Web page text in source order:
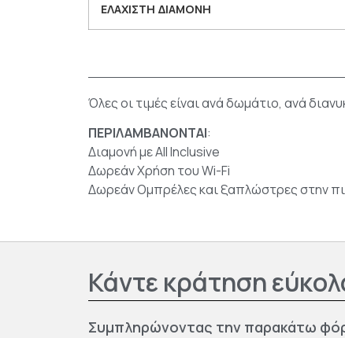
ΕΛΑΧΙΣΤΗ ΔΙΑΜΟΝΗ
Όλες οι τιμές είναι ανά δωμάτιο, ανά
ΠΕΡΙΛΑΜΒΑΝΟΝΤΑΙ:
Διαμονή με All Inclusive
Δωρεάν Χρήση του Wi-Fi
Δωρεάν Ομπρέλες και ξαπλώστρες στην
Κάντε κράτηση
Συμπληρώνοντας την παρακάτω